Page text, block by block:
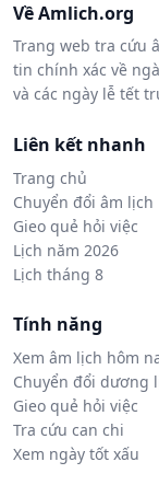
Về Amlich.org
Trang web tra cứu
tin chính xác về
và các ngày lễ tết
Liên kết nhanh
Trang chủ
Chuyển đổi âm lịch
Gieo quẻ hỏi việc
Lịch năm 2026
Lịch tháng 8
Tính năng
Xem âm lịch hôm
Chuyển đổi dương
Gieo quẻ hỏi việc
Tra cứu can chi
Xem ngày tốt xấu